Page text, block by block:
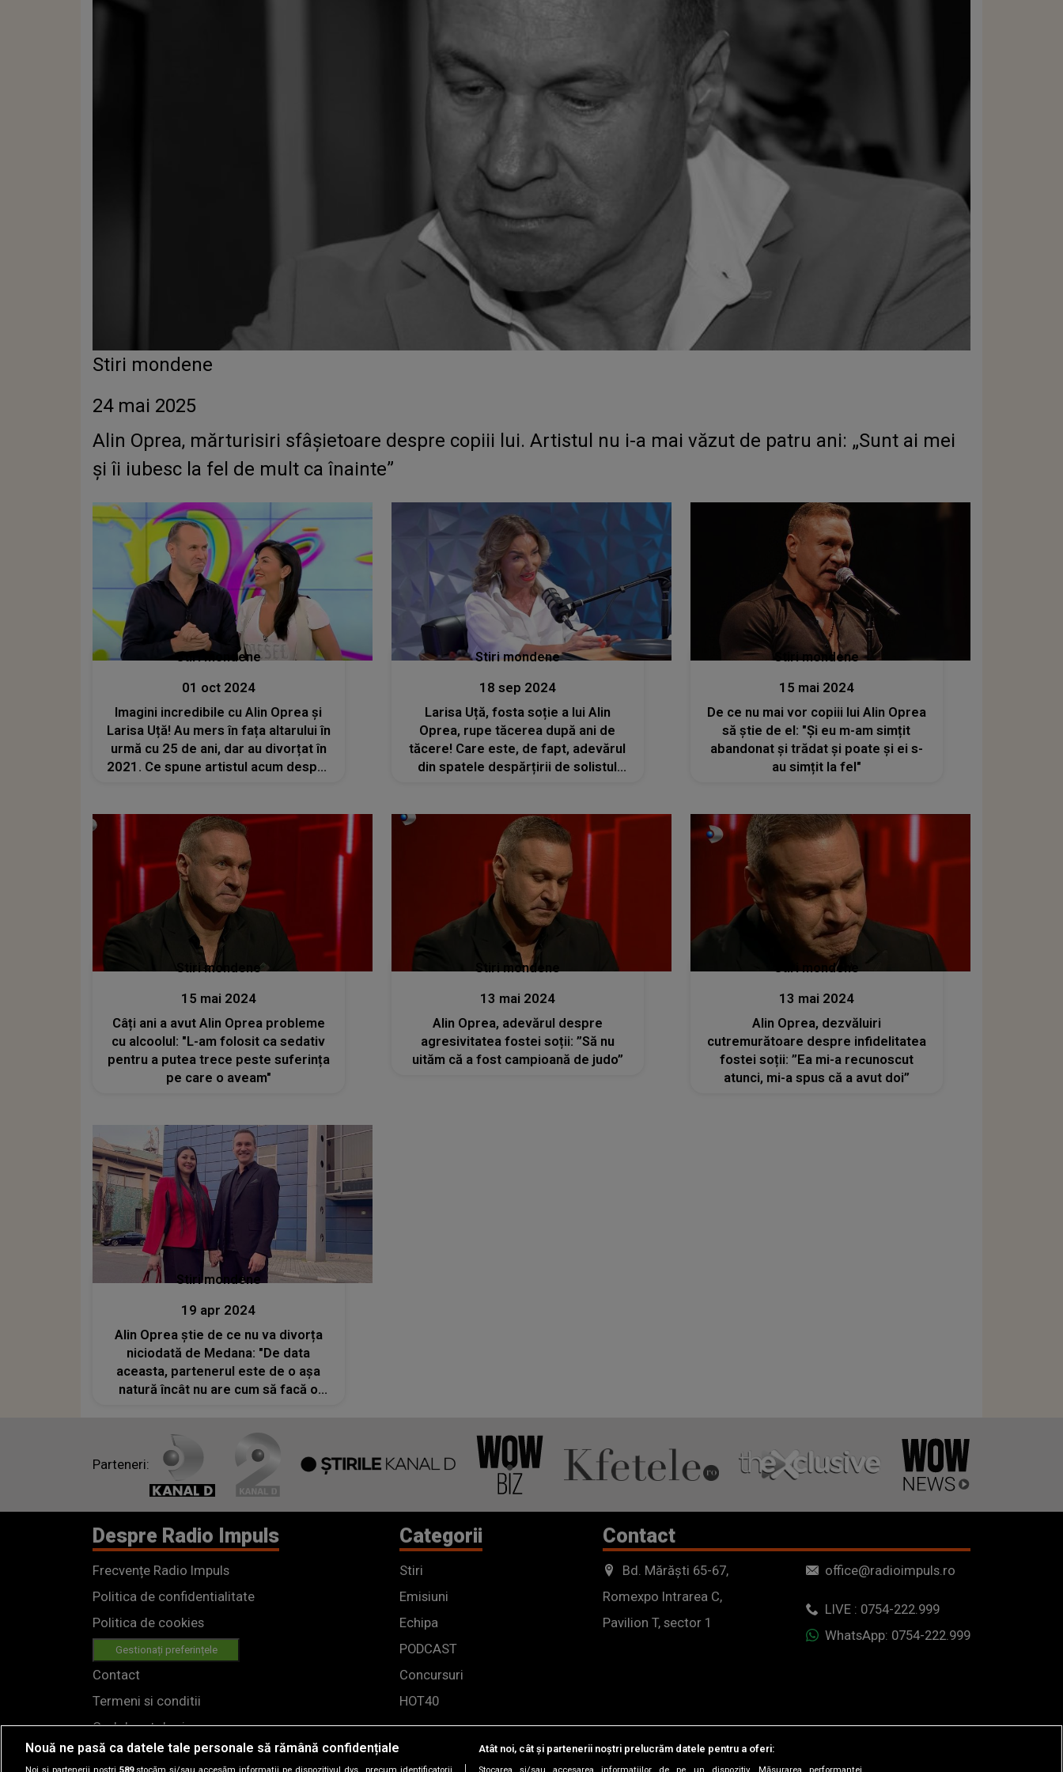
Stiri mondene
24 mai 2025
Alin Oprea, mărturisiri sfâșietoare despre copiii lui. Artistul nu i-a mai văzut de patru ani: „Sunt ai mei
și îi iubesc la fel de mult ca înainte”
Stiri mondene
01 oct 2024
Imagini incredibile cu Alin Oprea și
Larisa Uță! Au mers în fața altarului în
urmă cu 25 de ani, dar au divorțat în
2021. Ce spune artistul acum despre
Stiri mondene
18 sep 2024
Larisa Uță, fosta soție a lui Alin
Oprea, rupe tăcerea după ani de
tăcere! Care este, de fapt, adevărul
din spatele despărțirii de solistul
Stiri mondene
15 mai 2024
De ce nu mai vor copiii lui Alin Oprea
să știe de el: "Și eu m-am simțit
abandonat și trădat și poate și ei s-
au simțit la fel"
Stiri mondene
15 mai 2024
Câți ani a avut Alin Oprea probleme
cu alcoolul: "L-am folosit ca sedativ
pentru a putea trece peste suferința
pe care o aveam"
Stiri mondene
13 mai 2024
Alin Oprea, adevărul despre
agresivitatea fostei soții: ”Să nu
uităm că a fost campioană de judo”
Stiri mondene
13 mai 2024
Alin Oprea, dezvăluiri
cutremurătoare despre infidelitatea
fostei soții: ”Ea mi-a recunoscut
atunci, mi-a spus că a avut doi”
Stiri mondene
19 apr 2024
Alin Oprea știe de ce nu va divorța
niciodată de Medana: "De data
aceasta, partenerul este de o așa
natură încât nu are cum să facă o
Parteneri:
Despre Radio Impuls
Frecvențe Radio Impuls
Politica de confidentialitate
Politica de cookies
Gestionați preferințele
Contact
Termeni si conditii
Cod deontologic
Regulamente
Categorii
Stiri
Emisiuni
Echipa
PODCAST
Concursuri
HOT40
Contact
Bd. Mărăști 65-67,
Romexpo Intrarea C,
Pavilion T, sector 1
office@radioimpuls.ro
LIVE : 0754-222.999
WhatsApp: 0754-222.999
Nouă ne pasă ca datele tale personale să rămână confidențiale Atât noi, cât și partenerii noștri prelucrăm datele pentru a oferi: